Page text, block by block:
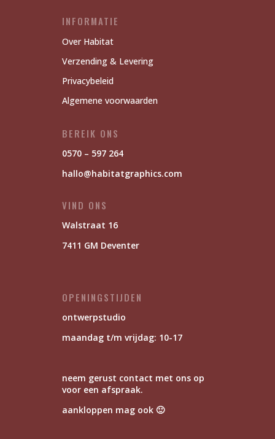
INFORMATIE
Over Habitat
Verzending & Levering
Privacybeleid
Algemene voorwaarden
BEREIK ONS
0570 – 597 264
hallo@habitatgraphics.com
VIND ONS
Walstraat 16
7411 GM Deventer
OPENINGSTIJDEN
ontwerpstudio
maandag t/m vrijdag: 10-17
neem gerust contact met ons op
voor een afspraak.
aankloppen mag ook 🙂